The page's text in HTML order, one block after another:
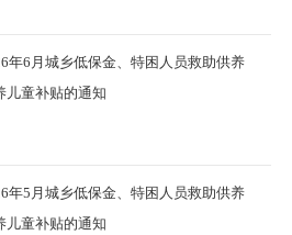
年6月城乡低保金、特困人员救助供养
儿童补贴的通知
年5月城乡低保金、特困人员救助供养
儿童补贴的通知